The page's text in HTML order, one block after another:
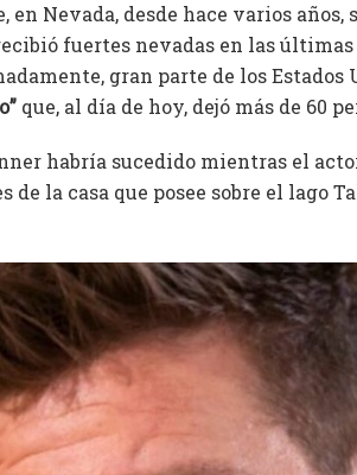
en Nevada, desde hace varios años,
fuertes nevadas en las últimas
gran parte de los Estados
que, al día de hoy, dejó más de 60
habría sucedido mientras el
la casa que posee sobre el lago